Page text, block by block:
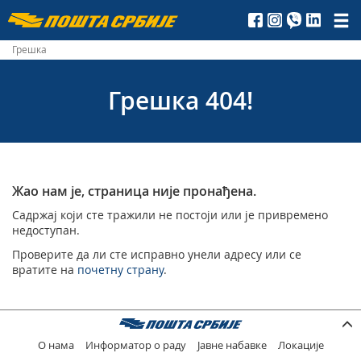
Пошта
Србије
Грешка
Грешка 404!
Жао нам је, страница није пронађена.
Садржај који сте тражили не постоји или је привремено
недоступан.
Проверите да ли сте исправно унели адресу или се
вратите на почетну страну.
О нама Информатор о раду Јавне набавке
Локације